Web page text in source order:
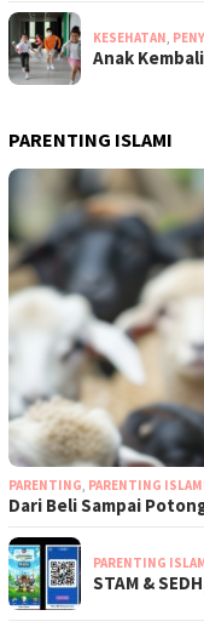
KESEHATAN,
Anak
PARENTING ISLAMI
PARENTING, PARENTING
Dari Beli Sampai
PARENTING
STAM &